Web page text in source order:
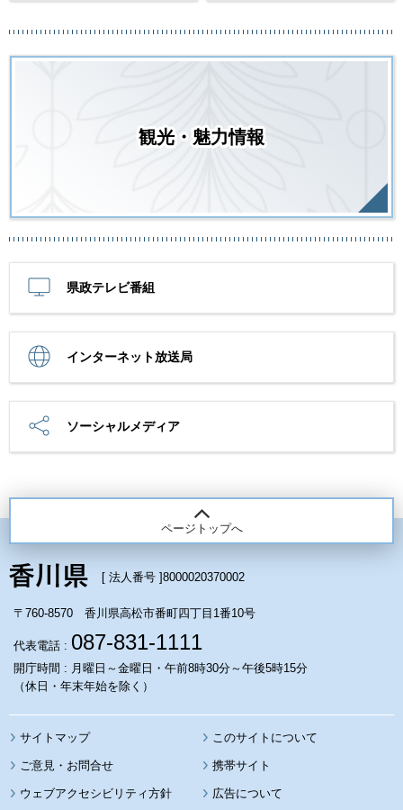
観光・魅力情報
県政テレビ番組
インターネット放送局
ソーシャルメディア
ページトップへ
[ 法人番号 ]8000020370002
〒760-8570 香川県高松市番町四丁目1番10号
代表電話 : 087-831-1111
開庁時間 : 月曜日～金曜日・午前8時30分～午後5時15分
（休日・年末年始を除く）
サイトマップ このサイトについて
携帯サイト
ウェブアクセシビリティ方針 広告について